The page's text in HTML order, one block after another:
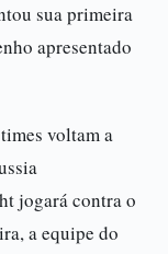
sua primeira
apresentado
voltam a
jogará contra o
a equipe do